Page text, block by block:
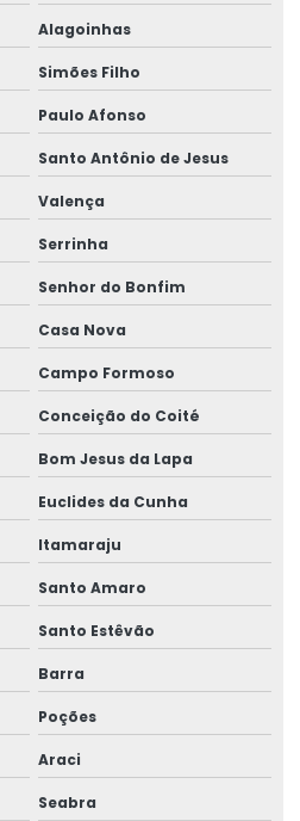
e compromisso
e compromisso lac
orçamento
preço
corretiva orçamento
corretiva preço
preço
orçamento
Alagoinhas
Simões Filho
Paulo Afonso
Santo Antônio de Jesus
Valença
Serrinha
Senhor do Bonfim
Casa Nova
Campo Formoso
Conceição do Coité
Bom Jesus da Lapa
Euclides da Cunha
Itamaraju
Santo Amaro
Santo Estêvão
Barra
Poções
Araci
Seabra